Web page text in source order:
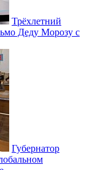
Трёхлетний
Деду Морозу с
Губернатор